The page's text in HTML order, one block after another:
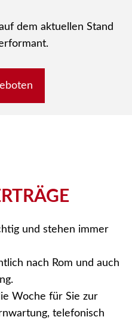
dem aktuellen Stand
und stehen immer
nach Rom und auch
Woche für Sie zur
telefonisch